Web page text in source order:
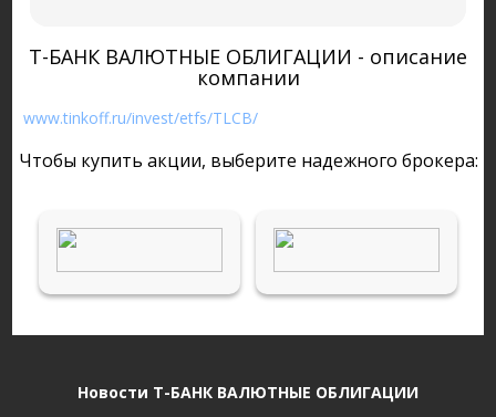
Т-БАНК ВАЛЮТНЫЕ ОБЛИГАЦИИ - описание
компании
www.tinkoff.ru/invest/etfs/TLCB/
Чтобы купить акции, выберите надежного брокера:
Новости Т-БАНК ВАЛЮТНЫЕ ОБЛИГАЦИИ